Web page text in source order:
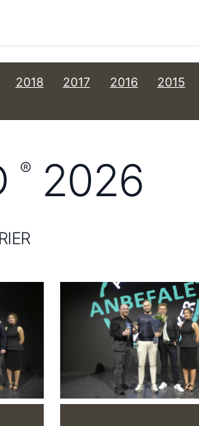
2018 2017 2016 2015
®2026